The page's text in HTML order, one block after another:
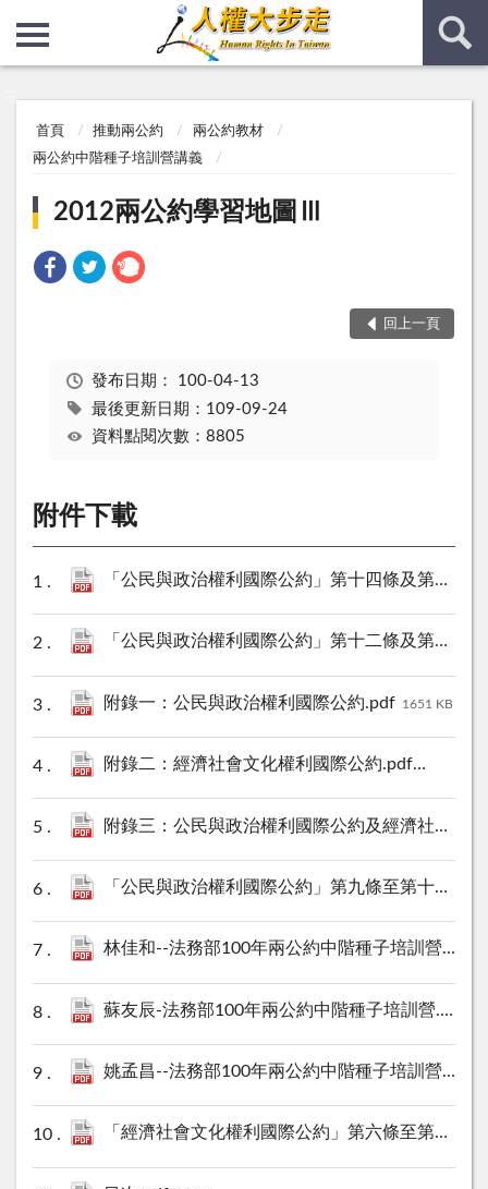
首頁 推動兩公約
兩公約教材
兩公約中階種子培訓營講義
2012兩公約學習地圖Ⅲ
回上一頁
發布日期： 100-04-13
最後更新日期：109-09-24
資料點閱次數：8805
附件下載
「公民與政治權利國際公約」第十四條及第十五條--蘇友辰律師、李明峻教授.pdf
「公民與政治權利國際公約」第十二條及第十三條--李明峻教授.pdf
附錄一：公民與政治權利國際公約.pdf 1651 KB
附錄二：經濟社會文化權利國際公約.pdf 1108 KB
附錄三：公民與政治權利國際公約及經濟社會文化權利國際公約施行法.pdf
「公民與政治權利國際公約」第九條至第十一條--鄧衍森教授.pdf
林佳和--法務部100年兩公約中階種子培訓營.pdf
蘇友辰-法務部100年兩公約中階種子培訓營.pdf
姚孟昌--法務部100年兩公約中階種子培訓營.pdf
「經濟社會文化權利國際公約」第六條至第八條--林佳和教授.pdf